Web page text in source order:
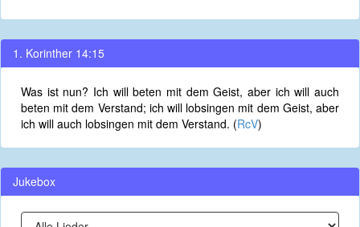
1. Korinther 14:15
Was ist nun? Ich will beten mit dem Geist, aber ich will auch
beten mit dem Verstand; ich will lobsingen mit dem Geist, aber
ich will auch lobsingen mit dem Verstand. (RcV)
Jukebox